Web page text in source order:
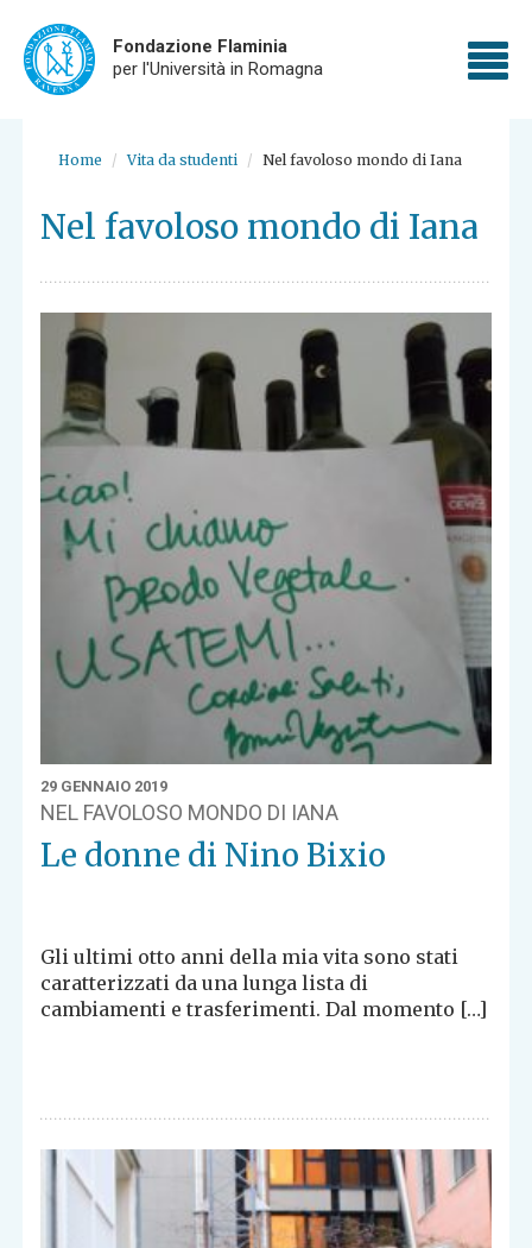
Fondazione Flaminia
per l'Università in Romagna
Home Vita da studenti Nel favoloso mondo di Iana
Nel favoloso mondo di Iana
29 GENNAIO 2019
NEL FAVOLOSO MONDO DI IANA
Le donne di Nino Bixio
Gli ultimi otto anni della mia vita sono stati
caratterizzati da una lunga lista di
cambiamenti e trasferimenti. Dal momento […]